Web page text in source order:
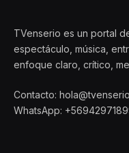
TVenserio es un portal
espectáculo, música,
enfoque claro, crítico,
Contacto:
WhatsApp: